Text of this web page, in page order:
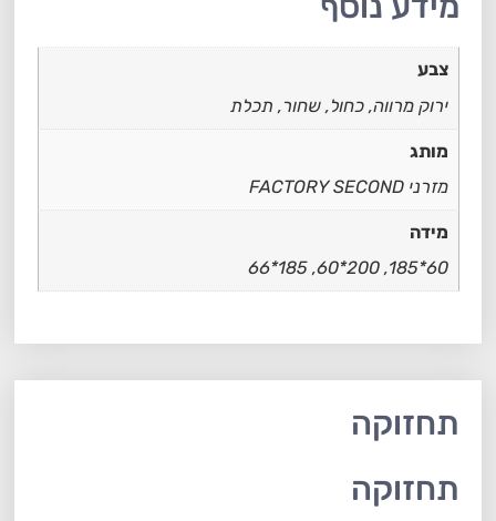
צבע
ירוק מרווה, כחול, שחור, תכלת
מותג
מזרני FACTORY SECOND
מידה
60*185, 200*60, 185*66
תחזוקה
תחזוקה